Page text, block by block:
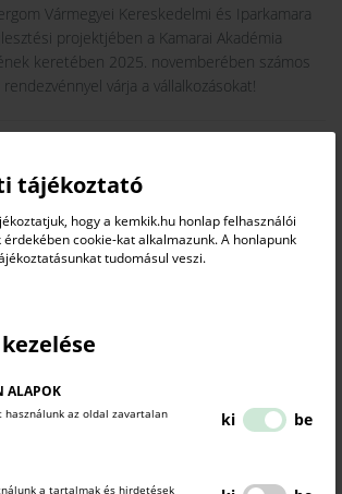
tájékoztató
hogy a kemkik.hu honlap felhasználói
cookie-kat alkalmazunk. A honlapunk
tudomásul veszi.
ALAPOK
az oldal zavartalan
ki be
a tartalmak és hirdetések
Vármegyei Kereskedelmi és Iparkamara
projektjében a Kamarai Akadémia
keretében 2025. novemberében számos
várja a vállalkozásokat!
a profittal – tudd a különbséget!
IDŐPONT:
HELYSZÍN: